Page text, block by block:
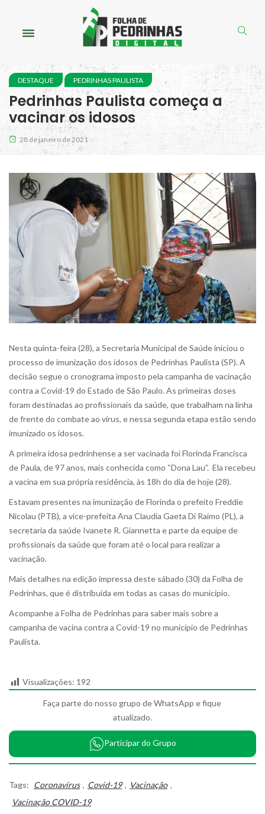
DESTAQUE PEDRINHAS PAULISTA
Pedrinhas Paulista começa a
vacinar os idosos
28 de janeiro de 2021
Nesta quinta-feira (28), a Secretaria Municipal de Saúde iniciou o
processo de imunização dos idosos de Pedrinhas Paulista (SP). A
decisão segue o cronograma imposto pela campanha de vacinação
contra a Covid-19 do Estado de São Paulo. As primeiras doses
foram destinadas ao profissionais da saúde, que trabalham na linha
de frente do combate ao vírus, e nessa segunda etapa estão sendo
imunizado os idosos.
A primeira idosa pedrinhense a ser vacinada foi Florinda Francisca
de Paula, de 97 anos, mais conhecida como “Dona Lau”. Ela recebeu
a vacina em sua própria residência, às 18h do dia de hoje (28).
Estavam presentes na imunização de Florinda o prefeito Freddie
Nicolau (PTB), a vice-prefeita Ana Claudia Gaeta Di Raimo (PL), a
secretaria da saúde Ivanete R. Giannetta e parte da equipe de
profissionais da saúde que foram até o local para realizar a
vacinação.
Mais detalhes na edição impressa deste sábado (30) da Folha de
Pedrinhas, que é distribuída em todas as casas do município.
Acompanhe a Folha de Pedrinhas para saber mais sobre a
campanha de vacina contra a Covid-19 no município de Pedrinhas
Paulista.
Visualizações: 192
Faça parte do nosso grupo de WhatsApp e fique
atualizado.
Participar do Grupo
Tags: Coronavírus , Covid-19 , Vacinação ,
Vacinação COVID-19